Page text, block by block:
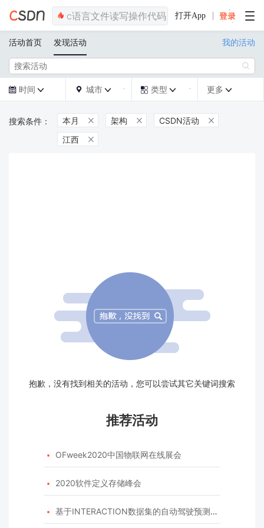
打开App
活动首页 发现活动 我的活动

 时间   城市   类型  更多 
本月  架构  CSDN活动 
江西 
抱歉，没有找到相关的活动，您可以尝试其它关键词搜索
推荐活动
 OFweek2020中国物联网在线展会
 2020软件定义存储峰会
 基于INTERACTION数据集的自动驾驶预测模型挑战赛